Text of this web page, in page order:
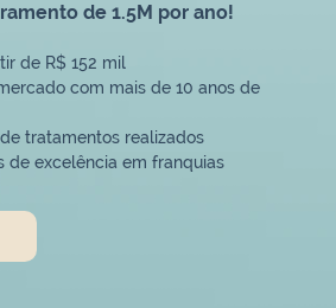
de 1.5M por ano!
de R$ 152 mil
com mais de 10 anos de
tratamentos realizados
de excelência em franquias